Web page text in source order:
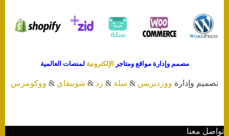
مصمم وإدارة مواقع ومتاجر الإلكترونية لمنصات العالمية
تصميم وإدارة ووردبريس & سلة & زد & شوبيفاي & ووكومرس
تواصل معنا